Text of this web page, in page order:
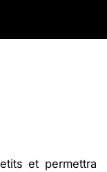
et permettra